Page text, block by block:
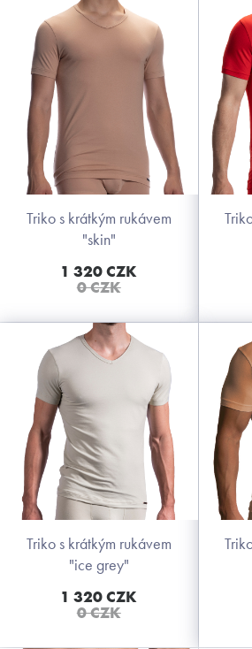
triko s krátkým rukávem
"skin"
1 320 CZK
0 CZK
triko s krátkým rukávem
triko s krátkým rukávem
"ice grey"
1 320 CZK
0 CZK
triko s krátkým rukávem